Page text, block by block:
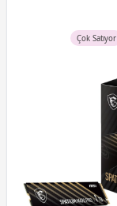
Çok Satıyor